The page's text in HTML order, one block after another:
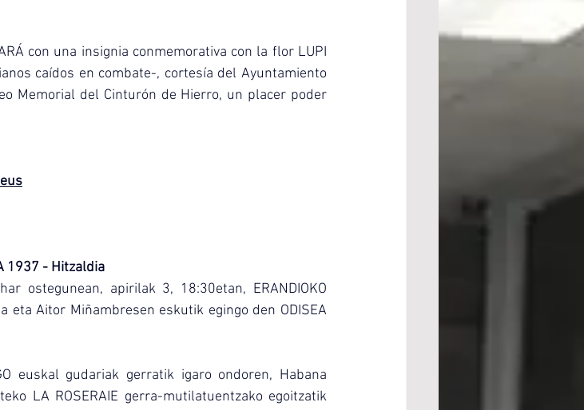
con una insignia conmemorativa con la flor LUPI
caídos en combate-, cortesía del Ayuntamiento
Memorial del Cinturón de Hierro, un placer poder
1937 - Hitzaldia
ostegunean, apirilak 3, 18:30etan, ERANDIOKO
eta Aitor Miñambresen eskutik egingo den ODISEA
euskal gudariak gerratik igaro ondoren, Habana
LA ROSERAIE gerra-mutilatuentzako egoitzatik